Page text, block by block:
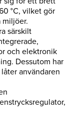
°C, vilket gör
särskilt
och elektronik
Dessutom har
användaren